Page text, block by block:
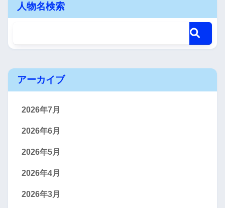
人物名検索
アーカイブ
2026年7月
2026年6月
2026年5月
2026年4月
2026年3月